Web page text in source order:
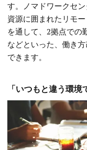
す。ノマドワークセ
資源に囲まれたリモ
を通して、2拠点での
などといった、働き
できます。
「いつもと違う環